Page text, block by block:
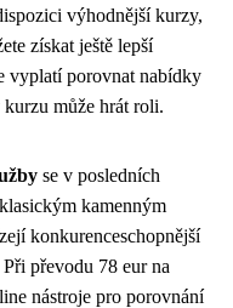
výhodnější kurzy,
získat ještě lepší
vyplatí porovnat nabídky
může hrát roli.
se v posledních
kamenným
konkurenceschopnější
převodu 78 eur na
nástroje pro porovnání